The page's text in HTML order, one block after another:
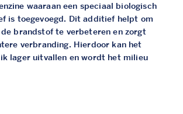
waaraan een speciaal biologisch
is toegevoegd. Dit additief helpt om
brandstof te verbeteren en zorgt
verbranding. Hierdoor kan het
lager uitvallen en wordt het milieu